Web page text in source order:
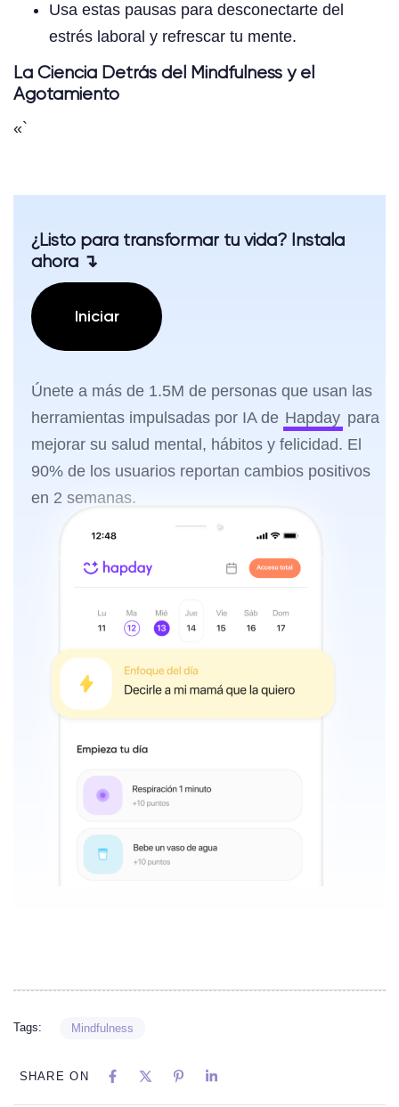
Usa estas pausas para desconectarte del
estrés laboral y refrescar tu mente.
La Ciencia Detrás del Mindfulness y el
Agotamiento
«`
¿Listo para transformar tu vida? Instala
ahora ↴
Iniciar
Únete a más de 1.5M de personas que usan las
herramientas impulsadas por IA de Hapday para
mejorar su salud mental, hábitos y felicidad. El
90% de los usuarios reportan cambios positivos
en 2 semanas.
Tags: Mindfulness
SHARE ON